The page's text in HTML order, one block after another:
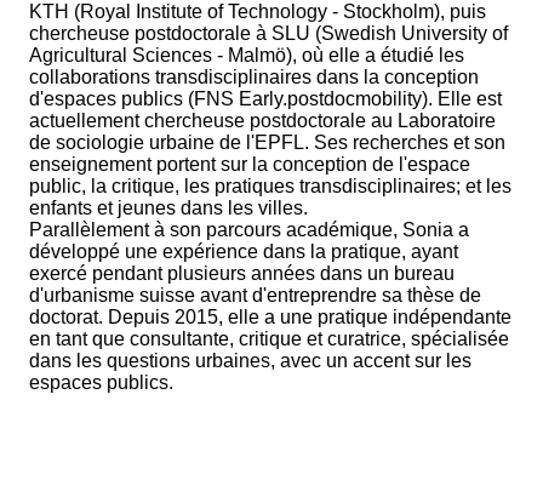
KTH (Royal Institute of Technology - Stockholm), puis
chercheuse postdoctorale à SLU (Swedish University of
Agricultural Sciences - Malmö), où elle a étudié les
collaborations transdisciplinaires dans la conception
d'espaces publics (FNS Early.postdocmobility). Elle est
actuellement chercheuse postdoctorale au Laboratoire
de sociologie urbaine de l'EPFL. Ses recherches et son
enseignement portent sur la conception de l'espace
public, la critique, les pratiques transdisciplinaires; et les
enfants et jeunes dans les villes.
Parallèlement à son parcours académique, Sonia a
développé une expérience dans la pratique, ayant
exercé pendant plusieurs années dans un bureau
d'urbanisme suisse avant d'entreprendre sa thèse de
doctorat. Depuis 2015, elle a une pratique indépendante
en tant que consultante, critique et curatrice, spécialisée
dans les questions urbaines, avec un accent sur les
espaces publics.